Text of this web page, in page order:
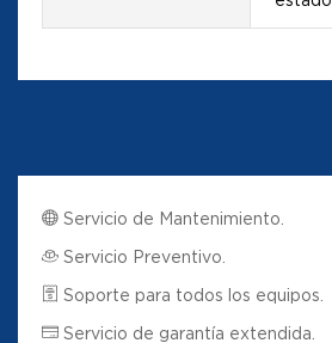
Servicio de Mantenimiento.
Servicio Preventivo.
Soporte para todos los equipos.
Servicio de garantía extendida.